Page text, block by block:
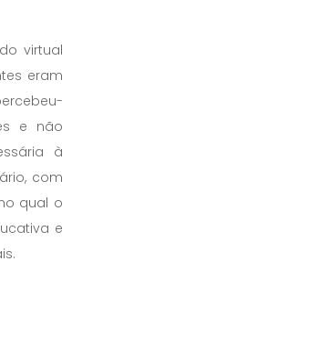
virtual
eram
e não
à
com
qual o
e